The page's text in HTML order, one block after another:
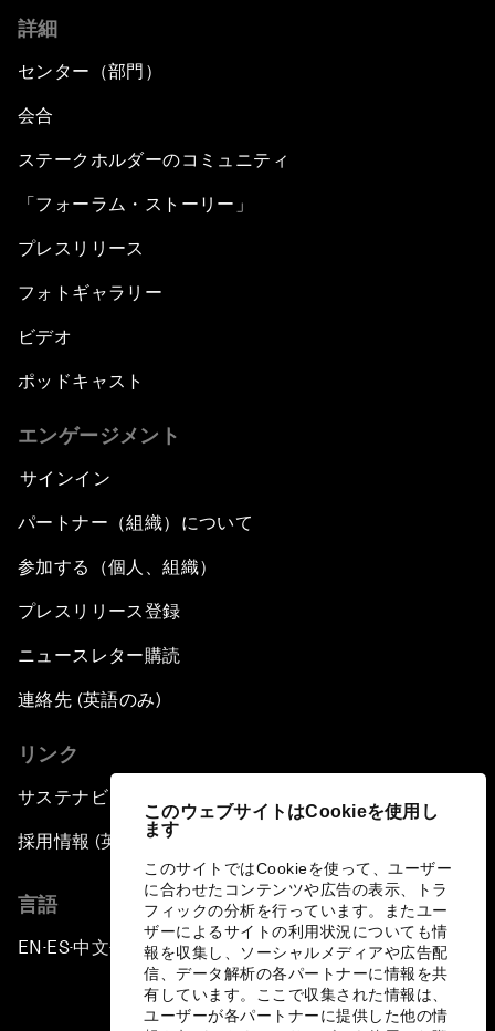
このウェブサイトはCookieを使用し
ます
このサイトではCookieを使って、ユーザー
に合わせたコンテンツや広告の表示、トラ
フィックの分析を行っています。またユー
ザーによるサイトの利用状況についても情
報を収集し、ソーシャルメディアや広告配
信、データ解析の各パートナーに情報を共
有しています。ここで収集された情報は、
ユーザーが各パートナーに提供した他の情
詳細
センター（部門）
会合
ステークホルダーのコミュニティ
「フォーラム・ストーリー」
プレスリリース
フォトギャラリー
ビデオ
ポッドキャスト
エンゲージメント
サインイン
パートナー（組織）について
参加する（個人、組織）
プレスリリース登録
ニュースレター購読
連絡先 (英語のみ)
リンク
サステナビリティへの取り組み
採用情報 (英語のみ)
言語
EN ▪ES▪中文▪ 日本語